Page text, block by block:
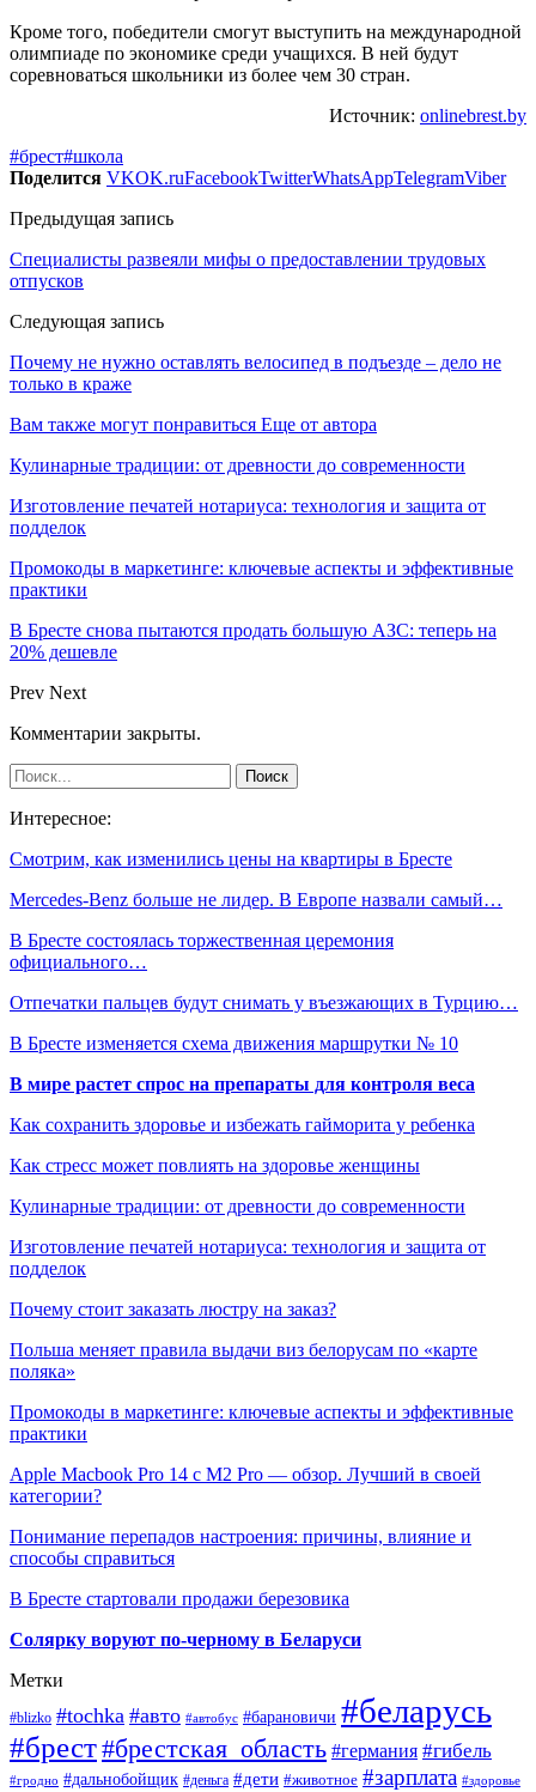
Кроме того, победители смогут выступить на международной
олимпиаде по экономике среди учащихся. В ней будут
соревноваться школьники из более чем 30 стран.
Источник: onlinebrest.by
#брест#школа
Поделится VKOK.ruFacebookTwitterWhatsAppTelegramViber
Предыдущая запись
Специалисты развеяли мифы о предоставлении трудовых
отпусков
Следующая запись
Почему не нужно оставлять велосипед в подъезде – дело не
только в краже
Вам также могут понравиться Еще от автора
Кулинарные традиции: от древности до современности
Изготовление печатей нотариуса: технология и защита от
подделок
Промокоды в маркетинге: ключевые аспекты и эффективные
практики
В Бресте снова пытаются продать большую АЗС: теперь на
20% дешевле
Prev Next
Комментарии закрыты.
Интересное:
Смотрим, как изменились цены на квартиры в Бресте
Mercedes-Benz больше не лидер. В Европе назвали самый…
В Бресте состоялась торжественная церемония
официального…
Отпечатки пальцев будут снимать у въезжающих в Турцию…
В Бресте изменяется схема движения маршрутки № 10
В мире растет спрос на препараты для контроля веса
Как сохранить здоровье и избежать гайморита у ребенка
Как стресс может повлиять на здоровье женщины
Кулинарные традиции: от древности до современности
Изготовление печатей нотариуса: технология и защита от
подделок
Почему стоит заказать люстру на заказ?
Польша меняет правила выдачи виз белорусам по «карте
поляка»
Промокоды в маркетинге: ключевые аспекты и эффективные
практики
Apple Macbook Pro 14 с M2 Pro — обзор. Лучший в своей
категории?
Понимание перепадов настроения: причины, влияние и
способы справиться
В Бресте стартовали продажи березовика
Солярку воруют по-черному в Беларуси
Метки
#blizko #tochka #авто #автобус #барановичи #беларусь
#брест#брестская_область #германия #гибель
#гродно #дальнобойщик #деньга #дети #животное #зарплата #здоровье